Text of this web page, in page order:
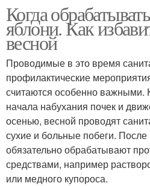
Когда
яблони. Как
весной
Проводимые в это время
профилактические
считаются особенно важными.
начала набухания почек и
осенью, весной проводят
сухие и больные побеги.
обязательно обрабатывают
средствами, например
или медного купороса.